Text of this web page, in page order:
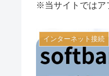
※当サイトではア
インターネット接続